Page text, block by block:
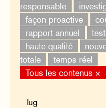
responsable
façon proactive
rapport annuel
haute qualité
totale
temps réel
Tous les contenus ×